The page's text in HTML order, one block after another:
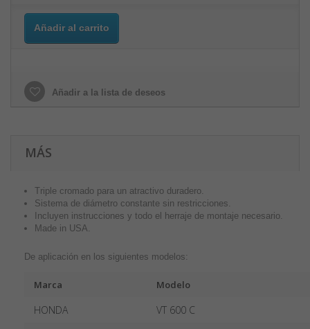
Añadir al carrito
Añadir a la lista de deseos
MÁS
Triple cromado para un atractivo duradero.
Sistema de diámetro constante sin restricciones.
Incluyen instrucciones y todo el herraje de montaje necesario.
Made in USA.
De aplicación en los siguientes modelos:
Marca Modelo
HONDA
VT 600 C